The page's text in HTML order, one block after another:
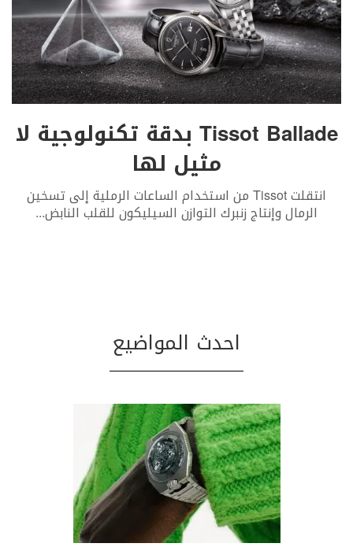
Tissot Ballade بدقة تكنولوجية لا
مثيل لها
انتقلت Tissot من استخدام الساعات الرملية إلى تسخين
الرمال وإنتاج زنبرك التوازن السيليكون للقلب النابض...
احدث المواضيع